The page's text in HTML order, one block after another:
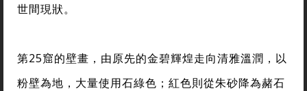
世間現狀。
第25窟的壁畫，由原先的金碧輝煌走向清雅溫潤，以
粉壁為地，大量使用石綠色；紅色則從朱砂降為赭石